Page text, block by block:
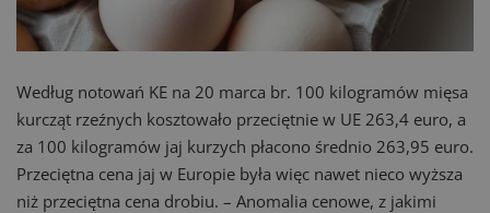
Według notowań KE na 20 marca br. 100 kilogramów mięsa
kurcząt rzeźnych kosztowało przeciętnie w UE 263,4 euro, a
za 100 kilogramów jaj kurzych płacono średnio 263,95 euro.
Przeciętna cena jaj w Europie była więc nawet nieco wyższa
niż przeciętna cena drobiu. – Anomalia cenowe, z jakimi